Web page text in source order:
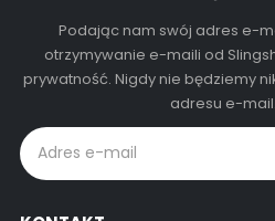
Podając nam swój adres e-
otrzymywanie e-maili od
prywatność. Nigdy nie będziemy
adresu e-